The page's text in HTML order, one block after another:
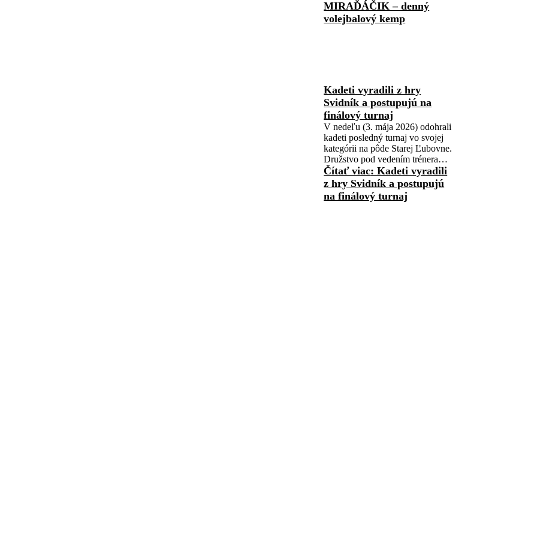
MIRAĎÁČIK – denný
volejbalový kemp
Kadeti vyradili z hry
Svidník a postupujú na
finálový turnaj
V nedeľu (3. mája 2026) odohrali
kadeti posledný turnaj vo svojej
kategórii na pôde Starej Ľubovne.
Družstvo pod vedením trénera…
Čítať viac: Kadeti vyradili
z hry Svidník a postupujú
na finálový turnaj